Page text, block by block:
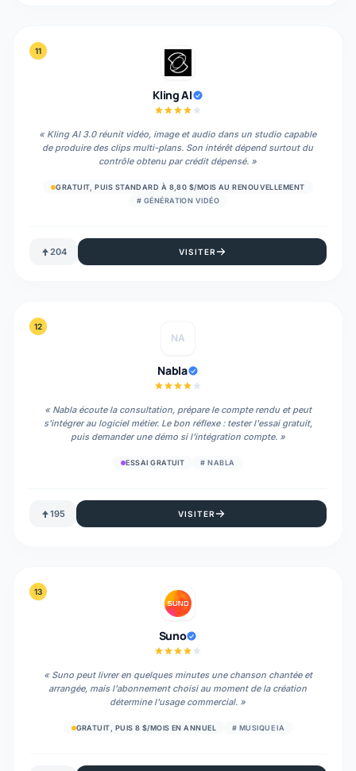
11
Kling AI
« Kling AI 3.0 réunit vidéo, image et audio dans un studio capable
de produire des clips multi-plans. Son intérêt dépend surtout du
contrôle obtenu par crédit dépensé. »
GRATUIT, PUIS STANDARD À 8,80 $/MOIS AU RENOUVELLEMENT
# GÉNÉRATION VIDÉO
204 VISITER
12
NA
Nabla
« Nabla écoute la consultation, prépare le compte rendu et peut
s'intégrer au logiciel métier. Le bon réflexe : tester l'essai gratuit,
puis demander une démo si l'intégration compte.»
ESSAI GRATUIT #NABLA
195 VISITER
13
Suno
« Suno peut livrer en quelques minutes une chanson chantée et
arrangée, mais l'abonnement choisi au moment de la création
détermine l'usage commercial. »
GRATUIT, PUIS 8 $/MOIS EN ANNUEL # MUSIQUE IA